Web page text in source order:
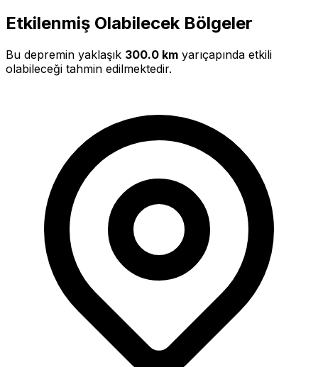
Etkilenmiş Olabilecek Bölgeler
Bu depremin yaklaşık 300.0 km yarıçapında etkili
olabileceği tahmin edilmektedir.